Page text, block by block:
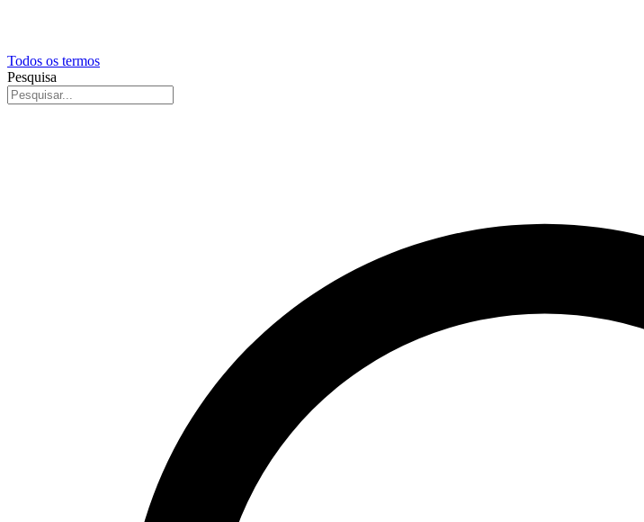
Todos os termos
Pesquisa